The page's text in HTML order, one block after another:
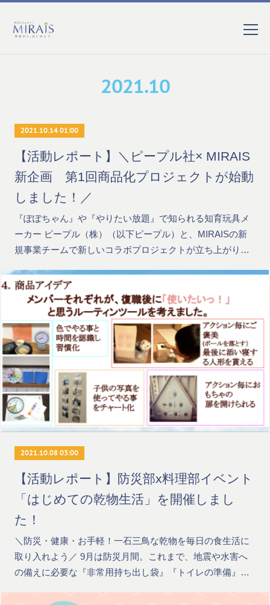
2021.10
2021.10.14 01:00
【活動レポート】＼ピープル社× MIRAIS
新企画 第1回商品化プロジェクトが始動
しました！／
『ぽぽちゃん』や『やりたい放題』で知られる知育玩具メ
ーカー ピープル（株）（以下ピープル）と、MIRAISの新
規事業チームで新しいコラボプロジェクトが立ち上がり…
2021.10.08 03:00
【活動レポート】防災部x料理部イベント
「はじめての乾物生活」を開催しまし
た！
＼防災・健康・お手軽！一石三鳥な乾物を毎日の食生活に
取り入れよう／ 9月は防災月間。これまで、地震や水害へ
の備えに必要な『非常用持ち出し袋』『トイレの準備』…